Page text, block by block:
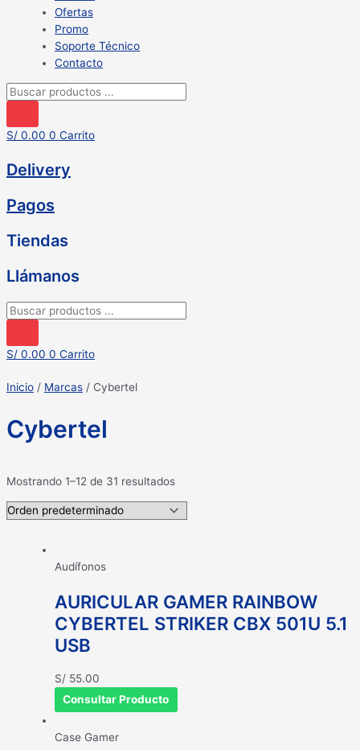
Ofertas
Promo
Soporte Técnico
Contacto
Búsqueda
productos
S/ 0.00 0 Carrito
Delivery
Pagos
Tiendas
Llámanos
Búsqueda
productos
S/ 0.00 0 Carrito
Inicio / Marcas / Cybertel
Cybertel
Mostrando 1–12 de 31 resultados
Audífonos
AURICULAR GAMER RAINBOW
CYBERTEL STRIKER CBX 501U 5.1
USB
S/ 55.00
Consultar Producto
Case Gamer